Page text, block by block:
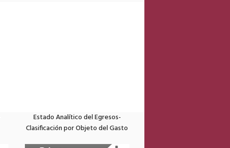
Estado Analítico del Egresos-
Clasificación por Objeto del Gasto